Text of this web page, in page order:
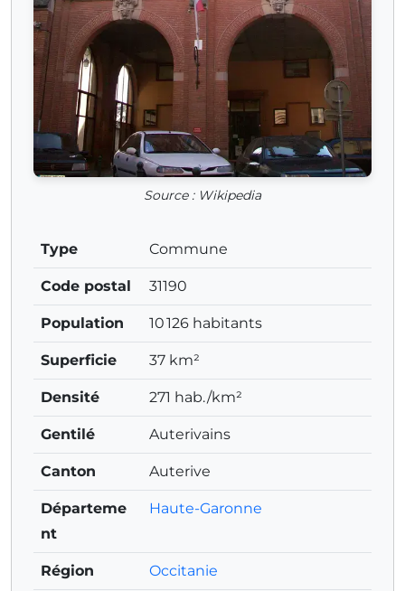
Source : Wikipedia
Type Commune
Code postal 31190
Population 10 126 habitants
Superficie 37 km²
Densité 271 hab./km²
Gentilé Auterivains
Canton Auterive
Départeme
nt
Haute-Garonne
Région Occitanie